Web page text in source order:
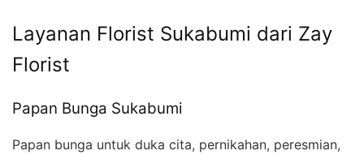
Layanan Florist Sukabumi dari Zay
Florist
Papan Bunga Sukabumi
Papan bunga untuk duka cita, pernikahan, peresmian,